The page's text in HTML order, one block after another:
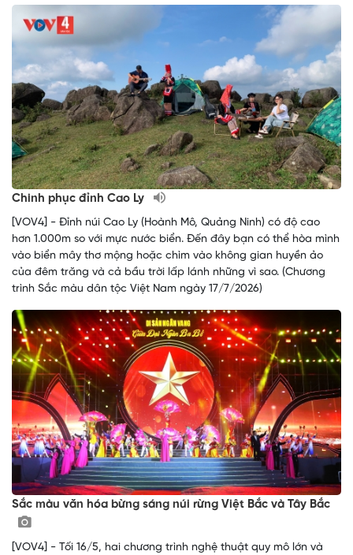
Chinh phục đỉnh Cao Ly
[VOV4] - Đỉnh núi Cao Ly (Hoành Mô, Quảng Ninh) có độ cao
hơn 1.000m so với mực nước biển. Đến đây bạn có thể hòa mình
vào biển mây thơ mộng hoặc chìm vào không gian huyền ảo
của đêm trăng và cả bầu trời lấp lánh những vì sao. (Chương
trình Sắc màu dân tộc Việt Nam ngày 17/7/2026)
Sắc màu văn hóa bừng sáng núi rừng Việt Bắc và Tây Bắc
[VOV4] - Tối 16/5, hai chương trình nghệ thuật quy mô lớn và